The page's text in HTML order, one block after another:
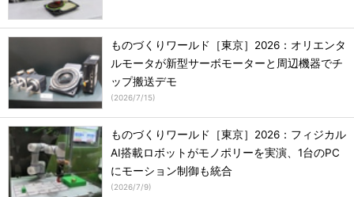
ものづくりワールド［東京］2026：オリエンタ
ルモータが新型サーボモーターと周辺機器でチ
ップ搬送デモ
(2026/7/15)
ものづくりワールド［東京］2026：フィジカル
AI搭載ロボットがモノポリーを実演、1台のPC
にモーション制御も統合
(2026/7/9)